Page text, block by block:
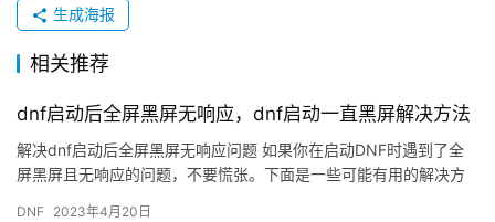
生成海报
相关推荐
dnf启动后全屏黑屏无响应，dnf启动一直黑屏解决方法
解决dnf启动后全屏黑屏无响应问题 如果你在启动DNF时遇到了全
屏黑屏且无响应的问题，不要慌张。下面是一些可能有用的解决方
DNF 2023年4月20日